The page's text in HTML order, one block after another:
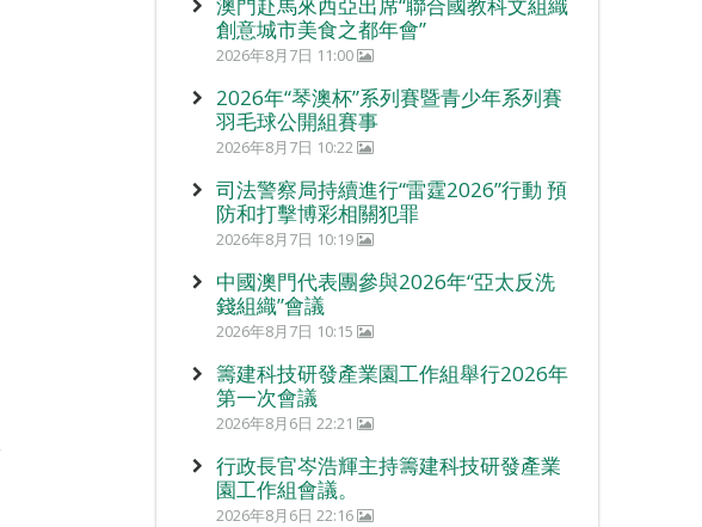
創意城市美食之都年會”
2026年8月7日 11:00
2026年“琴澳杯”系列賽暨青少年系列賽
羽毛球公開組賽事
2026年8月7日 10:22
司法警察局持續進行“雷霆2026”行動 預
防和打擊博彩相關犯罪
2026年8月7日 10:19
中國澳門代表團參與2026年“亞太反洗
錢組織”會議
2026年8月7日 10:15
籌建科技研發產業園工作組舉行2026年
第一次會議
2026年8月6日 22:21
行政長官岑浩輝主持籌建科技研發產業
園工作組會議。
2026年8月6日 22:16